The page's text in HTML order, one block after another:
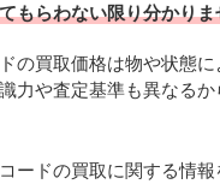
もらわない限り分かりま
の買取価格は物や状態
力や査定基準も異なるか
ードの買取に関する情